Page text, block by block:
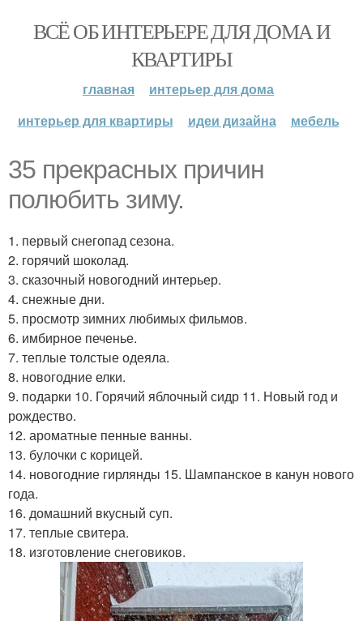
ВСЁ ОБ ИНТЕРЬЕРЕ ДЛЯ ДОМА И
КВАРТИРЫ
главная
интерьер для дома
интерьер для квартиры
идеи дизайна мебель
35 прекрасных причин
полюбить зиму.
1. первый снегопад сезона.
2. горячий шоколад.
3. сказочный новогодний интерьер.
4. снежные дни.
5. просмотр зимних любимых фильмов.
6. имбирное печенье.
7. теплые толстые одеяла.
8. новогодние елки.
9. подарки 10. Горячий яблочный сидр 11. Новый год и
рождество.
12. ароматные пенные ванны.
13. булочки с корицей.
14. новогодние гирлянды 15. Шампанское в канун нового
года.
16. домашний вкусный суп.
17. теплые свитера.
18. изготовление снеговиков.